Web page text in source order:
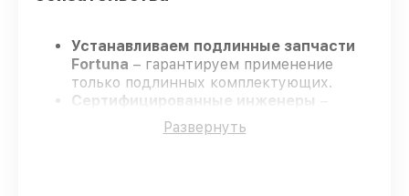
Устанавливаем подлинные запчасти
Fortuna – гарантируем применение
только подлинных комплектующих.
Сертифицированные инженеры
проходят жёсткий контроль знаний и
навыков, что подтверждает уровень их
Развернуть